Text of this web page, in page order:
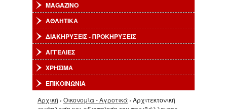
MAGAZINO
ΑΘΛΗΤΙΚΑ
ΔΙΑΚΗΡΥΞΕΙΣ - ΠΡΟΚΗΡΥΞΕΙΣ
ΑΓΓΕΛΙΕΣ
ΧΡΗΣΙΜΑ
ΕΠΙΚΟΙΝΩΝΙΑ
Είστε εδώ
Αρχική › Οικονομία - Αγροτικά › Αρχιτεκτονική